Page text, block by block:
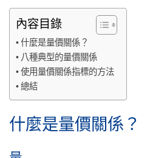
內容目錄
什麼是量價關係？
八種典型的量價關係
使用量價關係指標的方法
總結
什麼是量價關係？